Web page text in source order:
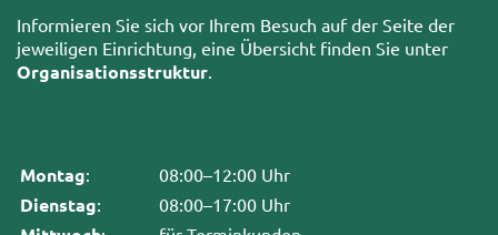
Informieren Sie sich vor Ihrem Besuch auf der Seite der
jeweiligen Einrichtung, eine Übersicht finden Sie unter
Organisationsstruktur
Montag: 08:00–12:00 Uhr
Dienstag: 08:00–17:00 Uhr